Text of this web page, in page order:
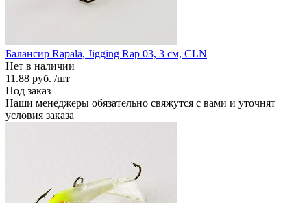
Балансир Rapala, Jigging Rap 03, 3 см, CLN
Нет в наличии
11.88 руб. /шт
Под заказ
Наши менеджеры обязательно свяжутся с вами и уточнят
условия заказа